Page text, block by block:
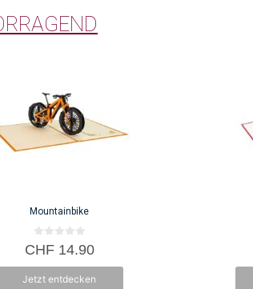
auch Menschen mit
Mountainbike
0
v
5
CHF14.90
Jetzt entdecken